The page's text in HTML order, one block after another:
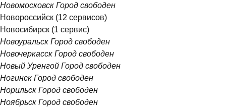
Новомосковск Город свободен
Новороссийск (12 сервисов)
Новосибирск (1 сервис)
Новоуральск Город свободен
Новочеркасск Город свободен
Новый Уренгой Город свободен
Ногинск Город свободен
Норильск Город свободен
Ноябрьск Город свободен